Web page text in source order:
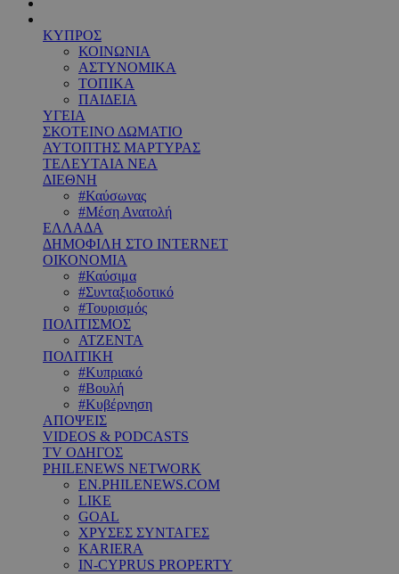
ΚΥΠΡΟΣ
ΚΟΙΝΩΝΙΑ
ΑΣΤΥΝΟΜΙΚΑ
ΤΟΠΙΚΑ
ΠΑΙΔΕΙΑ
ΥΓΕΙΑ
ΣΚΟΤΕΙΝΟ ΔΩΜΑΤΙΟ
ΑΥΤΟΠΤΗΣ ΜΑΡΤΥΡΑΣ
ΤΕΛΕΥΤΑΙΑ ΝΕΑ
ΔΙΕΘΝΗ
#Καύσωνας
#Μέση Ανατολή
ΕΛΛΑΔΑ
ΔΗΜΟΦΙΛΗ ΣΤΟ INTERNET
ΟΙΚΟΝΟΜΙΑ
#Καύσιμα
#Συνταξιοδοτικό
#Τουρισμός
ΠΟΛΙΤΙΣΜΟΣ
ΑΤΖΕΝΤΑ
ΠΟΛΙΤΙΚΗ
#Κυπριακό
#Βουλή
#Κυβέρνηση
ΑΠΟΨΕΙΣ
VIDEOS & PODCASTS
TV ΟΔΗΓΟΣ
PHILENEWS NETWORK
EN.PHILENEWS.COM
LIKE
GOAL
ΧΡΥΣΕΣ ΣΥΝΤΑΓΕΣ
KARIERA
IN-CYPRUS PROPERTY